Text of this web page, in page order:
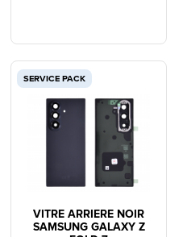
SERVICE PACK
VITRE ARRIERE NOIR
SAMSUNG GALAXY Z